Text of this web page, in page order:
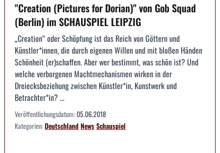
"Creation (Pictures for Dorian)" von Gob Squad
(Berlin) im SCHAUSPIEL LEIPZIG
„Creation“ oder Schöpfung ist das Reich von Göttern und
Künstler*innen, die durch eigenen Willen und mit bloßen Händen
Schönheit (er)schaffen. Aber wer bestimmt, was schön ist? Und
welche verborgenen Machtmechanismen wirken in der
Dreiecksbeziehung zwischen Künstler*in, Kunstwerk und
Betrachter*in? ...
Veröffentlichungsdatum:05.06.2018
Kategorien:DeutschlandNewsSchauspiel